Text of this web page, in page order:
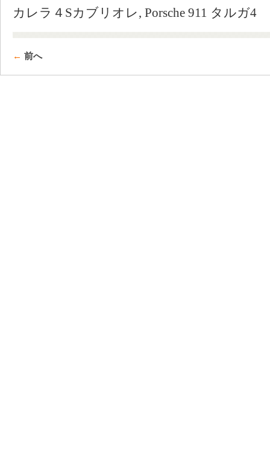
カレラ４Sカブリオレ, Porsche 911 タルガ4
← 前へ